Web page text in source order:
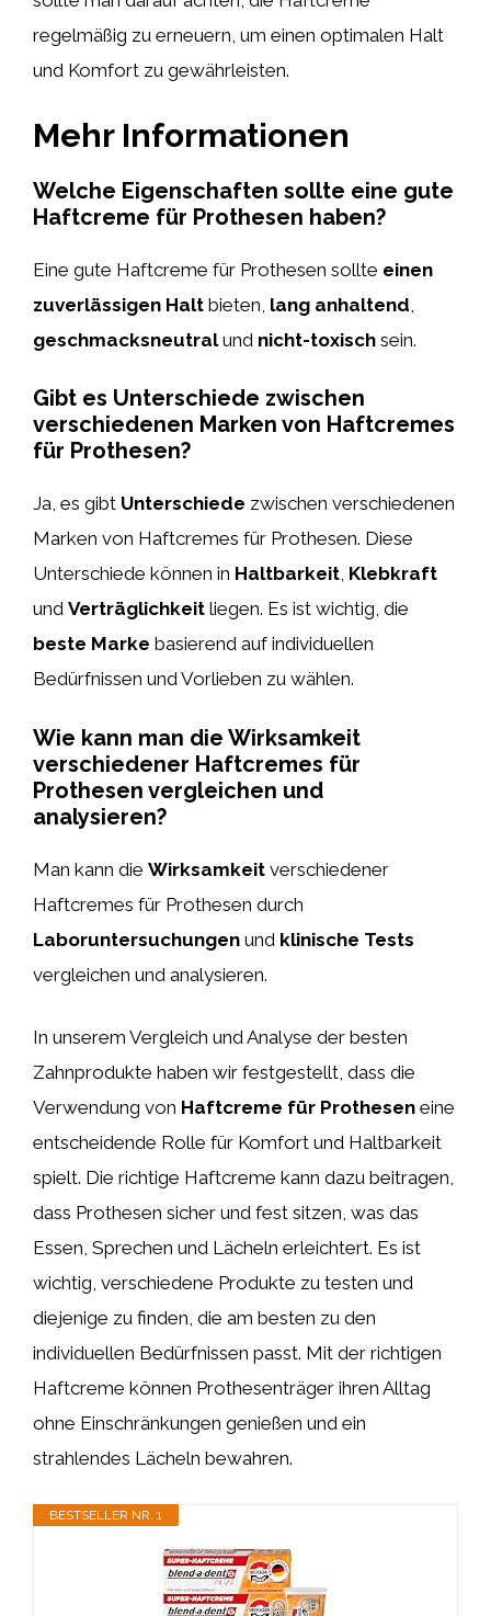
regelmäßig zu erneuern, um einen optimalen Halt
und Komfort zu gewährleisten.
Mehr Informationen
Welche Eigenschaften sollte eine gute
Haftcreme für Prothesen haben?
Eine gute Haftcreme für Prothesen sollte einen
zuverlässigen Halt bieten, lang anhaltend
geschmacksneutralund nicht-toxisch sein.
Gibt es Unterschiede zwischen
verschiedenen Marken von Haftcremes
für Prothesen?
Ja, es gibt Unterschiede zwischen verschiedenen
Marken von Haftcremes für Prothesen. Diese
Unterschiede können in Haltbarkeit, Klebkraft
und Verträglichkeit liegen. Es ist wichtig, die
beste Marke basierend auf individuellen
Bedürfnissen und Vorlieben zu wählen.
Wie kann man die Wirksamkeit
verschiedener Haftcremes für
Prothesen vergleichen und
analysieren?
Man kann die Wirksamkeit verschiedener
Haftcremes für Prothesen durch
Laboruntersuchungen und klinische Tests
vergleichen und analysieren.
In unserem Vergleich und Analyse der besten
Zahnprodukte haben wir festgestellt, dass die
Verwendung von Haftcreme für Prothesen eine
entscheidende Rolle für Komfort und Haltbarkeit
spielt. Die richtige Haftcreme kann dazu beitragen,
dass Prothesen sicher und fest sitzen, was das
Essen, Sprechen und Lächeln erleichtert. Es ist
wichtig, verschiedene Produkte zu testen und
diejenige zu finden, die am besten zu den
individuellen Bedürfnissen passt. Mit der richtigen
Haftcreme können Prothesenträger ihren Alltag
ohne Einschränkungen genießen und ein
strahlendes Lächeln bewahren.
BESTSELLER NR. 1